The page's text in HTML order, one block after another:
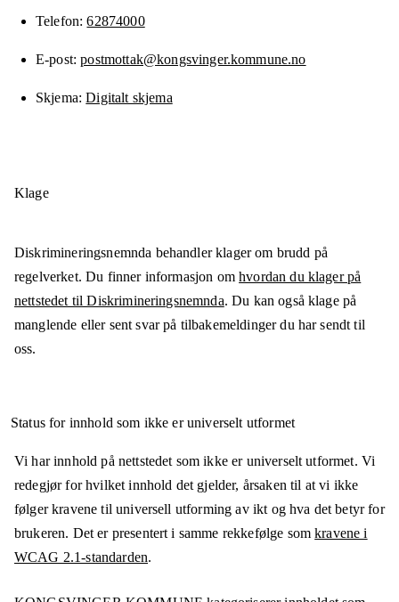
Telefon 62874000
E-post postmottak@kongsvinger.kommune.no
Skjema Digitalt skjema
Klage
Diskrimineringsnemnda behandler klager om brudd på
regelverket. Du finner informasjon omhvordan du klager på
nettstedet til Diskrimineringsnemnda. Du kan også klage på
manglende eller sent svar på tilbakemeldinger du har sendt til
oss.
Status for innhold som ikke er universelt utformet
Vi har innhold på nettstedet som ikke er universelt utformet. Vi
redegjør for hvilket innhold det gjelder, årsaken til at vi ikke
følger kravene til universell utforming av ikt og hva det betyr for
brukeren. Det er presentert i samme rekkefølge somkravene i
WCAG 2.1-standarden.